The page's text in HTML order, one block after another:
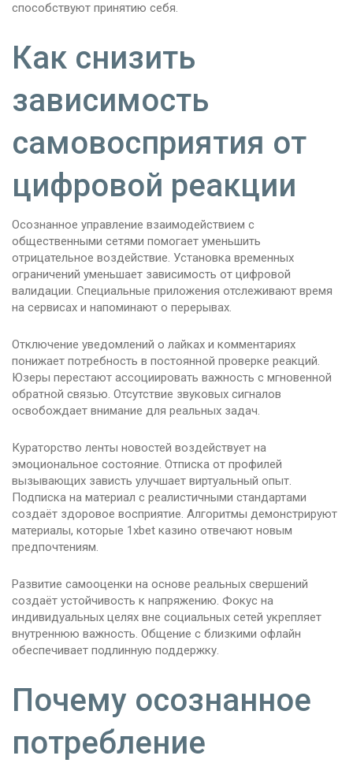
способствуют принятию себя.
Как снизить
зависимость
самовосприятия от
цифровой реакции
Осознанное управление взаимодействием с
общественными сетями помогает уменьшить
отрицательное воздействие. Установка временных
ограничений уменьшает зависимость от цифровой
валидации. Специальные приложения отслеживают время
на сервисах и напоминают о перерывах.
Отключение уведомлений о лайках и комментариях
понижает потребность в постоянной проверке реакций.
Юзеры перестают ассоциировать важность с мгновенной
обратной связью. Отсутствие звуковых сигналов
освобождает внимание для реальных задач.
Кураторство ленты новостей воздействует на
эмоциональное состояние. Отписка от профилей
вызывающих зависть улучшает виртуальный опыт.
Подписка на материал с реалистичными стандартами
создаёт здоровое восприятие. Алгоритмы демонстрируют
материалы, которые 1xbet казино отвечают новым
предпочтениям.
Развитие самооценки на основе реальных свершений
создаёт устойчивость к напряжению. Фокус на
индивидуальных целях вне социальных сетей укрепляет
внутреннюю важность. Общение с близкими офлайн
обеспечивает подлинную поддержку.
Почему осознанное
потребление